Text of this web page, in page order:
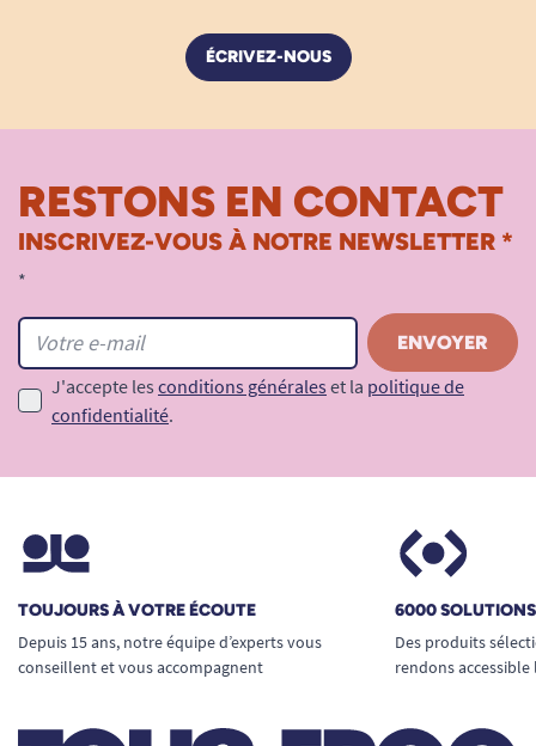
ÉCRIVEZ-NOUS
RESTONS EN CONTACT
INSCRIVEZ-VOUS À NOTRE NEWSLETTER *
*
J'accepte les conditions générales et la politique de
confidentialité.
TOUJOURS À VOTRE ÉCOUTE
Depuis 15 ans, notre équipe d’experts vous
conseillent et vous accompagnent
6000
Des produits
rendons